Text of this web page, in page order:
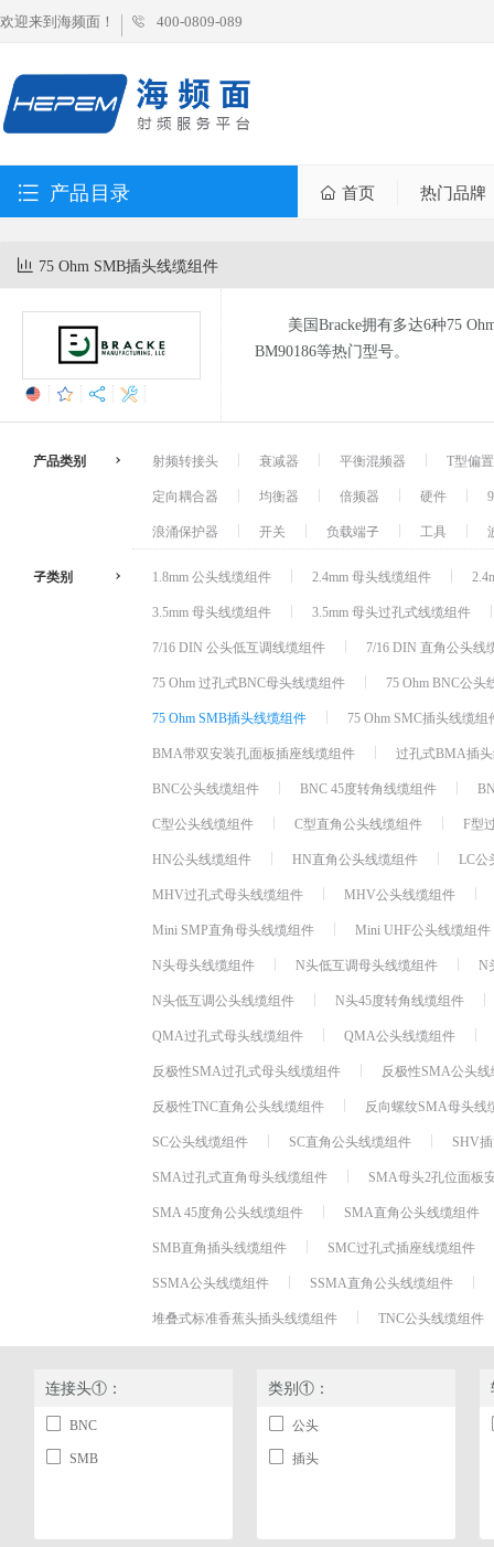
欢迎来到海频面！ 400-0809-089
产品目录 首页 热门品牌
75 Ohm SMB插头线缆组件
美国Bracke拥有多达6种75
BM90186等热门型号。
产品类别 射频转接头 衰减器 平衡混频器
T型偏
定向耦合器
均衡器 倍频器 硬件
浪涌保护器
开关 负载端子 工具
子类别 1.8mm 公头线缆组件 2.4mm 母头线缆组件
3.5mm 母头线缆组件
3.5mm 母头过孔式线缆组件
7/16 DIN 公头低互调线缆组件
7/16 DIN 直角公头线
75 Ohm 过孔式BNC母头线缆组件
75 Ohm BNC公头
75 Ohm SMB插头线缆组件
75 Ohm SMC插头线缆组
BMA带双安装孔面板插座线缆组件
过孔式BMA插
BNC公头线缆组件
BNC 45度转角线缆组件
C型公头线缆组件
C型直角公头线缆组件
F型
HN公头线缆组件
HN直角公头线缆组件
LC公
MHV过孔式母头线缆组件
MHV公头线缆组件
Mini SMP直角母头线缆组件
Mini UHF公头线缆组件
N头母头线缆组件
N头低互调母头线缆组件
N
N头低互调公头线缆组件
N头45度转角线缆组件
QMA过孔式母头线缆组件
QMA公头线缆组件
反极性SMA过孔式母头线缆组件
反极性SMA公头
反极性TNC直角公头线缆组件
反向螺纹SMA母头线
SC公头线缆组件
SC直角公头线缆组件
SHV
SMA过孔式直角母头线缆组件
SMA母头2孔位面板
SMA 45度角公头线缆组件
SMA直角公头线缆组件
SMB直角插头线缆组件
SMC过孔式插座线缆组件
SSMA公头线缆组件
SSMA直角公头线缆组件
堆叠式标准香蕉头插头线缆组件
TNC公头线缆组件
连接头①：
BNC
SMB
类别①：
公头
插头